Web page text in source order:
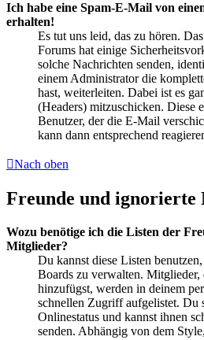
Ich habe eine Spam-E-Mail von
erhalten!
Es tut uns leid, das zu hören.
Forums hat einige
solche Nachrichten senden,
einem Administrator die
hast, weiterleiten. Dabei ist es
(Headers) mitzuschicken. Diese
Benutzer, der die E-Mail
kann dann entsprechend
Nach oben
Freunde und
Wozu benötige ich die Listen der
Mitglieder?
Du kannst diese Listen
Boards zu verwalten. Mitglieder,
hinzufügst, werden in deinem
schnellen Zugriff aufgelistet. Du
Onlinestatus und kannst ihnen
senden. Abhängig von dem